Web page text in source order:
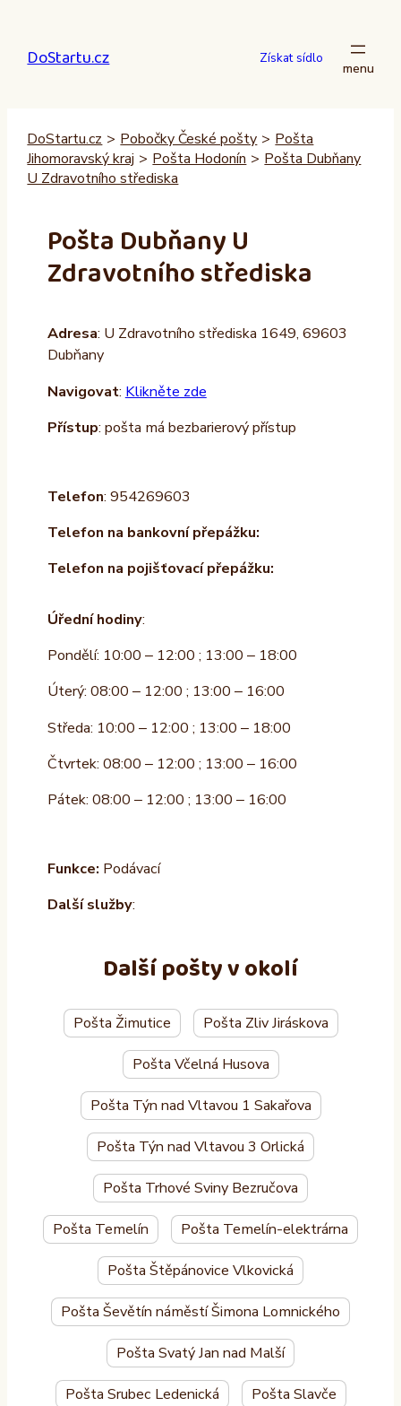
obsah
DoStartu.cz Získat sídlo
DoStartu.cz > Pobočky České pošty > Pošta
Jihomoravský kraj > Pošta Hodonín > Pošta Dubňany
U Zdravotního střediska
Pošta Dubňany U
Zdravotního střediska
Adresa: U Zdravotního střediska 1649, 69603
Dubňany
Navigovat: Klikněte zde
Přístup: pošta má bezbarierový přístup
Telefon: 954269603
Telefon na bankovní přepážku:
Telefon na pojišťovací přepážku:
Úřední hodiny:
Pondělí: 10:00 – 12:00 ; 13:00 – 18:00
Úterý: 08:00 – 12:00 ; 13:00 – 16:00
Středa: 10:00 – 12:00 ; 13:00 – 18:00
Čtvrtek: 08:00 – 12:00 ; 13:00 – 16:00
Pátek: 08:00 – 12:00 ; 13:00 – 16:00
Funkce: Podávací
Další služby:
Další pošty v okolí
Pošta Žimutice Pošta Zliv Jiráskova
Pošta Včelná Husova
Pošta Týn nad Vltavou 1 Sakařova
Pošta Týn nad Vltavou 3 Orlická
Pošta Trhové Sviny Bezručova
Pošta Temelín Pošta Temelín-elektrárna
Pošta Štěpánovice Vlkovická
Pošta Ševětín náměstí Šimona Lomnického
Pošta Svatý Jan nad Malší
Pošta Srubec Ledenická Pošta Slavče